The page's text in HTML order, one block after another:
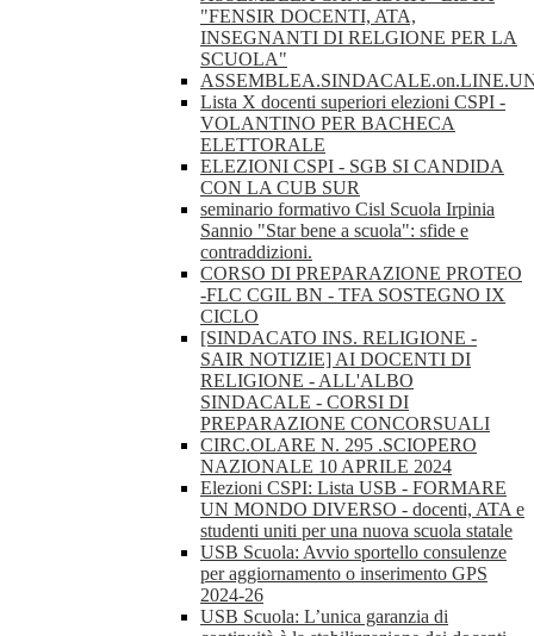
"FENSIR DOCENTI, ATA,
INSEGNANTI DI RELGIONE PER LA
SCUOLA"
Lista X docenti superiori elezioni CSPI -
VOLANTINO PER BACHECA
ELETTORALE
ELEZIONI CSPI - SGB SI CANDIDA
CON LA CUB SUR
seminario formativo Cisl Scuola Irpinia
Sannio "Star bene a scuola": sfide e
contraddizioni.
CORSO DI PREPARAZIONE PROTEO
-FLC CGIL BN - TFA SOSTEGNO IX
CICLO
[SINDACATO INS. RELIGIONE -
SAIR NOTIZIE] AI DOCENTI DI
RELIGIONE - ALL'ALBO
SINDACALE - CORSI DI
PREPARAZIONE CONCORSUALI
CIRC.OLARE N. 295 .SCIOPERO
NAZIONALE 10 APRILE 2024
Elezioni CSPI: Lista USB - FORMARE
UN MONDO DIVERSO - docenti, ATA e
studenti uniti per una nuova scuola statale
USB Scuola: Avvio sportello consulenze
per aggiornamento o inserimento GPS
2024-26
USB Scuola: L’unica garanzia di